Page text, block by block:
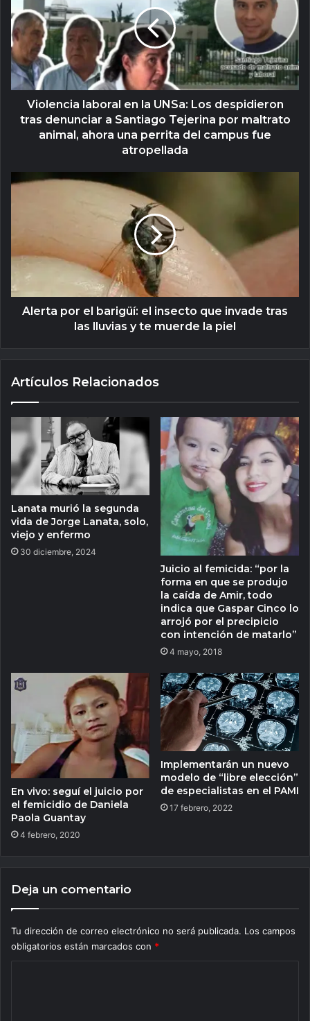
Violencia laboral en la UNSa: Los despidieron
tras denunciar a Santiago Tejerina por maltrato
animal, ahora una perrita del campus fue
atropellada
Alerta por el barigüí: el insecto que invade tras
las lluvias y te muerde la piel
Artículos Relacionados
Lanata murió la segunda
vida de Jorge Lanata, solo,
viejo y enfermo
30 diciembre, 2024
Juicio al femicida: “por la
forma en que se produjo
la caída de Amir, todo
indica que Gaspar Cinco lo
arrojó por el precipicio
con intención de matarlo”
4 mayo, 2018
En vivo: seguí el juicio por
el femicidio de Daniela
Paola Guantay
4 febrero, 2020
Implementarán un nuevo
modelo de “libre elección”
de especialistas en el PAMI
17 febrero, 2022
Deja un comentario
Tu dirección de correo electrónico no será publicada. Los campos
obligatorios están marcados con *